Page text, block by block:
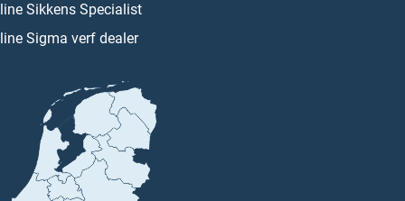
Sikkens Specialist
Sigma verf dealer